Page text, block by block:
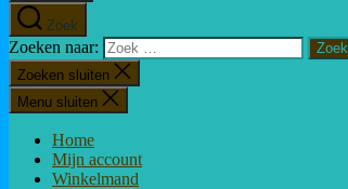
Zoek
Zoeken naar:
Zoeken sluiten
Menu sluiten
Home
Mijn account
Winkelmand